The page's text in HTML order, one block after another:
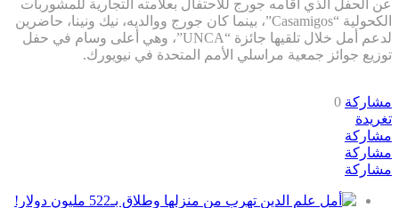
عن الحفل الذي أقامه جورج للاحتفال بعلامته التجارية للمشوربات
الكحولية “Casamigos”، بينما كان جورج ووالديه، نيك ونينا، حاضرين
لدعم أمل خلال تلقيها جائزة “UNCA”، وهي أعلى وسام في حفل
توزيع جوائز جمعية مراسلي الأمم المتحدة في نيويورك.
مشاركة 0
تغريدة
مشاركة
مشاركة
مشاركة